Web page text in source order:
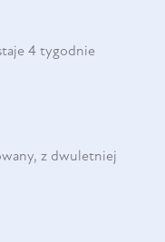
4 tygodnie
z dwuletniej